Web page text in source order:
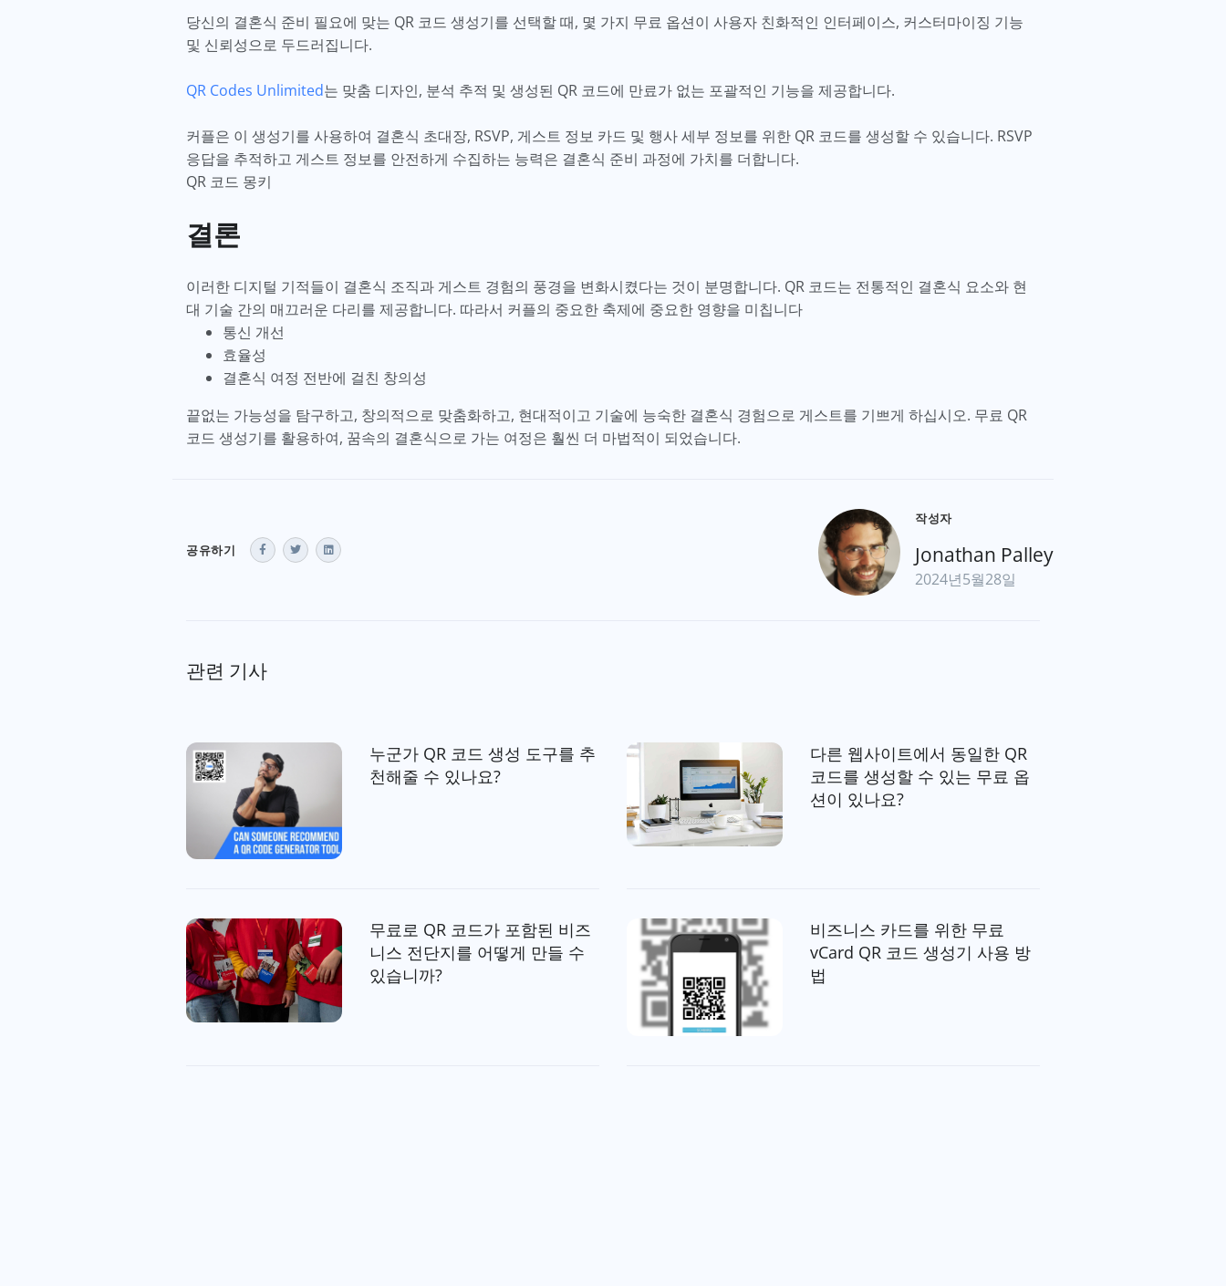
당신의 결혼식 준비 필요에 맞는 QR 코드 생성기를 선택할 때, 몇 가지 무료 옵션이 사용자 친화적인 인터페이스, 커스터마이징 기능
및 신뢰성으로 두드러집니다.
QR Codes Unlimited는 맞춤 디자인, 분석 추적 및 생성된 QR 코드에 만료가 없는 포괄적인 기능을 제공합니다.
커플은 이 생성기를 사용하여 결혼식 초대장, RSVP, 게스트 정보 카드 및 행사 세부 정보를 위한 QR 코드를 생성할 수 있습니다. RSVP
응답을 추적하고 게스트 정보를 안전하게 수집하는 능력은 결혼식 준비 과정에 가치를 더합니다.
QR 코드 몽키
결론
이러한 디지털 기적들이 결혼식 조직과 게스트 경험의 풍경을 변화시켰다는 것이 분명합니다. QR 코드는 전통적인 결혼식 요소와 현
대 기술 간의 매끄러운 다리를 제공합니다. 따라서 커플의 중요한 축제에 중요한 영향을 미칩니다
통신 개선
효율성
결혼식 여정 전반에 걸친 창의성
끝없는 가능성을 탐구하고, 창의적으로 맞춤화하고, 현대적이고 기술에 능숙한 결혼식 경험으로 게스트를 기쁘게 하십시오. 무료 QR
코드 생성기를 활용하여, 꿈속의 결혼식으로 가는 여정은 훨씬 더 마법적이 되었습니다.
공유하기
작성자
Jonathan Palley
2024년5월28일
관련 기사
누군가 QR 코드 생성 도구를 추
천해줄 수 있나요?
다른 웹사이트에서 동일한 QR
코드를 생성할 수 있는 무료 옵
션이 있나요?
무료로 QR 코드가 포함된 비즈
니스 전단지를 어떻게 만들 수
있습니까?
비즈니스 카드를 위한 무료
vCard QR 코드 생성기 사용 방
법